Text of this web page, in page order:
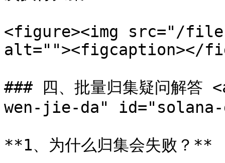
<figure><img src="/
alt=""><figcaption></
### 四、批量归集疑问
wen-jie-da"
**1、为什么归集会失败？**